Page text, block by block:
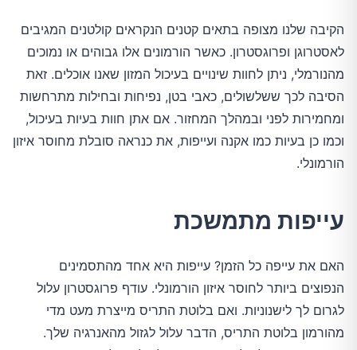
הקיבה שלנו מצופה בתאים קטנים הנקראים קולטנים המגיבים
לאסטרוגן ופרוגסטרון. כאשר הורמונים אלו גבוהים או נמוכים
מהנורמלי, ניתן לחוות שינויים בעיכול המזון שאנו אוכלים. זאת
הסיבה לכך ששלשולים, כאבי בטן, נפיחות ובחילות מתרחשות
ומחמירות לפני ובמהלך המחזור. אם אתן חוות בעיות בעיכול,
וכמו כן בעיות כמו אקנה ועייפות, את כנראה סובלת מחוסר איזון
הורמונלי.
עייפות מתמשכת
האם את עייפה כל הזמן? עייפות היא אחד מהתסמינים
הנפוצים ביותר לחוסר איזון הורמונלי. עודף פרוגסטרון עלול
לגרום לך לישנוניות. ואם בלוטת התריס מייצרת מעט מדי
מהורמון בלוטת התריס, הדבר עלול לגזול מהאנרגיה שלך.